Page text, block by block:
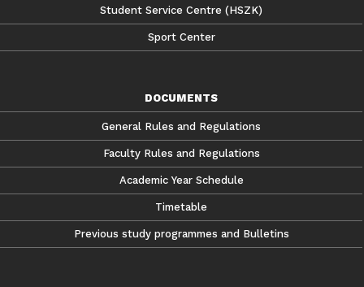
Student Service Centre (HSZK)
Sport Center
DOCUMENTS
General Rules and Regulations
Faculty Rules and Regulations
Academic Year Schedule
Timetable
Previous study programmes and Bulletins